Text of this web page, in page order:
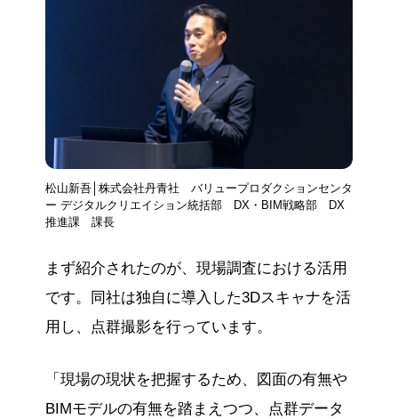
松山新吾│株式会社丹青社 バリュープロダクションセンタ
ー デジタルクリエイション統括部 DX・BIM戦略部 DX
推進課 課長
まず紹介されたのが、現場調査における活用
です。同社は独自に導入した3Dスキャナを活
用し、点群撮影を行っています。
「現場の現状を把握するため、図面の有無や
BIMモデルの有無を踏まえつつ、点群データ